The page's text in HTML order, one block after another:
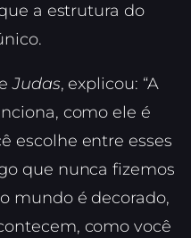
a estrutura do
Judas, explicou: “A
como ele é
escolhe entre esses
que nunca fizemos
mundo é decorado,
como você